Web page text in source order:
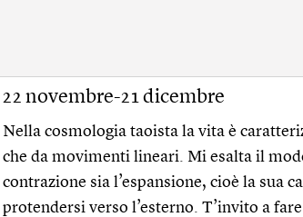
22 novembre-21 dicembre
Nella cosmologia taoista la vita è
che da movimenti lineari. Mi esalta il
contrazione sia l’espansione, cioè la sua
protendersi verso l’esterno. T’invito a